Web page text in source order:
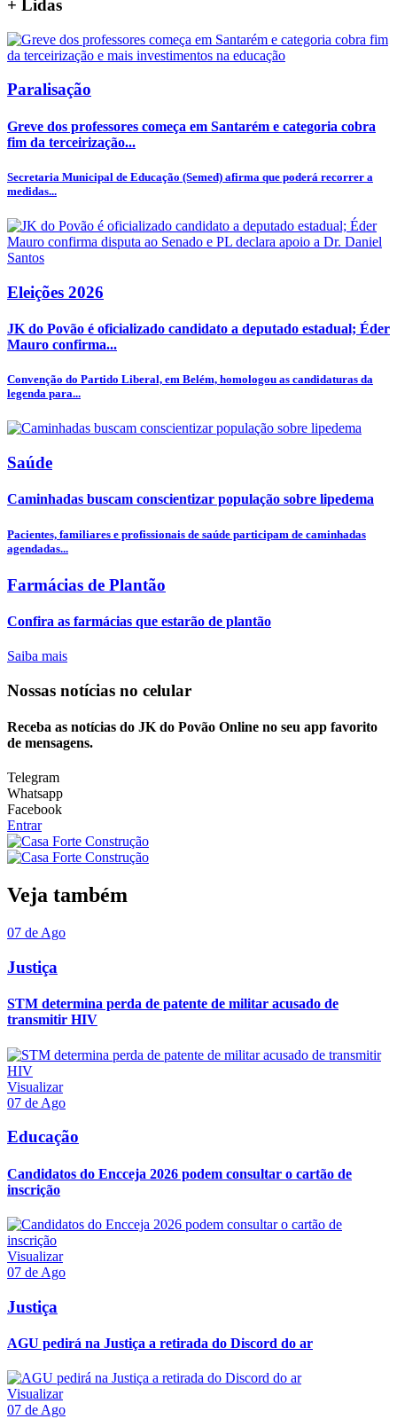
+ Lidas
Paralisação
Greve dos professores começa em Santarém e categoria cobra
fim da terceirização...
Secretaria Municipal de Educação (Semed) afirma que poderá recorrer a
medidas...
Eleições 2026
JK do Povão é oficializado candidato a deputado estadual; Éder
Mauro confirma...
Convenção do Partido Liberal, em Belém, homologou as candidaturas da
legenda para...
Saúde
Caminhadas buscam conscientizar população sobre lipedema
Pacientes, familiares e profissionais de saúde participam de caminhadas
agendadas...
Farmácias de Plantão
Confira as farmácias que estarão de plantão
Saiba mais
Nossas notícias no celular
Receba as notícias do JK do Povão Online no seu app favorito
de mensagens.
Telegram
Whatsapp
Facebook
Entrar
Veja também
07 de Ago
Justiça
STM determina perda de patente de militar acusado de
transmitir HIV
Visualizar
07 de Ago
Educação
Candidatos do Encceja 2026 podem consultar o cartão de
inscrição
Visualizar
07 de Ago
Justiça
AGU pedirá na Justiça a retirada do Discord do ar
Visualizar
07 de Ago